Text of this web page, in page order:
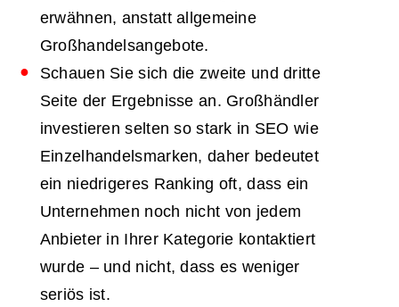
erwähnen, anstatt allgemeine
Großhandelsangebote.
Schauen Sie sich die zweite und dritte
Seite der Ergebnisse an. Großhändler
investieren selten so stark in SEO wie
Einzelhandelsmarken, daher bedeutet
ein niedrigeres Ranking oft, dass ein
Unternehmen noch nicht von jedem
Anbieter in Ihrer Kategorie kontaktiert
wurde – und nicht, dass es weniger
seriös ist.